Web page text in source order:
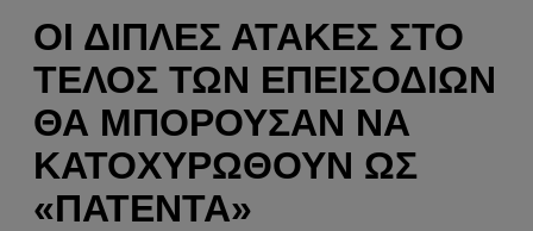
ΟΙ ΔΙΠΛΈΣ ΑΤΆΚΕΣ ΣΤΟ
ΤΈΛΟΣ ΤΩΝ ΕΠΕΙΣΟΔΊΩΝ
ΘΑ ΜΠΟΡΟΎΣΑΝ ΝΑ
ΚΑΤΟΧΥΡΩΘΟΎΝ ΩΣ
«ΠΑΤΈΝΤΑ»